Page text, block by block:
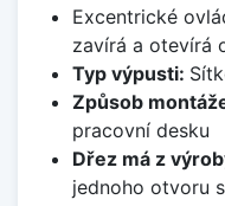
Excentrické
zavírá a otevírá
Typ výpusti:
Způsob
pracovní desku
Dřez má z
jednoho otvoru